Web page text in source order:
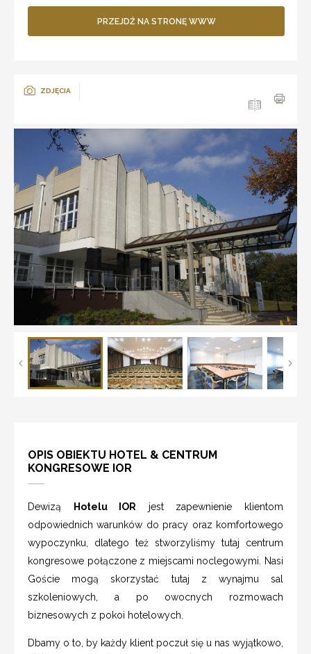
PRZEJDŹ NA STRONĘ WWW
ZDJĘCIA
OPIS OBIEKTU HOTEL & CENTRUM
KONGRESOWE IOR
Dewizą Hotelu IOR jest zapewnienie klientom
odpowiednich warunków do pracy oraz komfortowego
wypoczynku, dlatego też stworzyliśmy tutaj centrum
kongresowe połączone z miejscami noclegowymi. Nasi
Goście mogą skorzystać tutaj z wynajmu sal
szkoleniowych, a po owocnych rozmowach
biznesowych z pokoi hotelowych.
Dbamy o to, by każdy klient poczuł się u nas wyjątkowo,